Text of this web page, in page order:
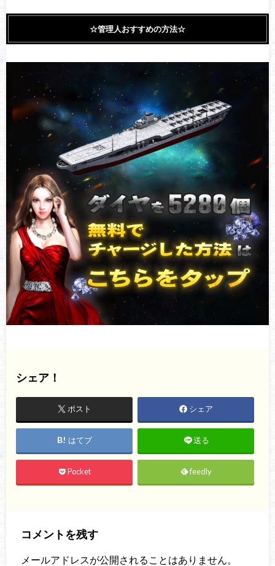
☆管理人おすすめの方法☆
シェア！
ポスト シェア
はてブ 送る
Pocket feedly
コメントを残す
メールアドレスが公開されることはありません。